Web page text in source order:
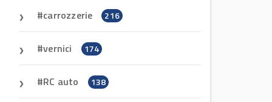
carrozzerie 216
vernici 174
RC auto 138